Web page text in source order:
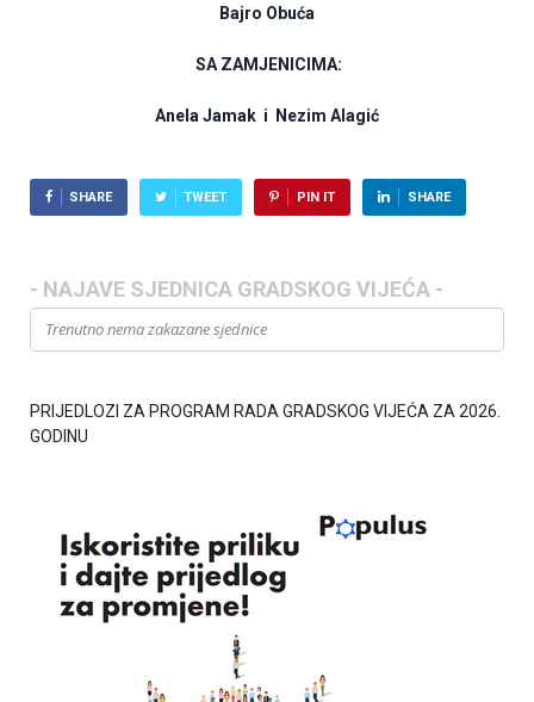
Bajro Obuća
SA ZAMJENICIMA:
Anela Jamak i Nezim Alagić
SHARE TWEET PIN IT SHARE
- NAJAVE SJEDNICA GRADSKOG VIJEĆA -
Trenutno nema zakazane sjednice
PRIJEDLOZI ZA PROGRAM RADA GRADSKOG VIJEĆA ZA 2026.
GODINU